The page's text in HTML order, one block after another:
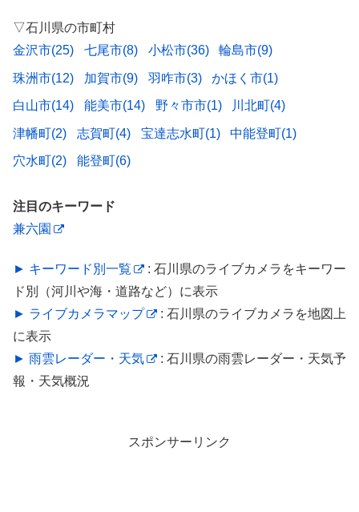
▽石川県の市町村
金沢市(25)
七尾市(8) 小松市(36) 輪島市(9)
珠洲市(12) 加賀市(9) 羽咋市(3) かほく市(1)
白山市(14) 能美市(14) 野々市市(1) 川北町(4)
津幡町(2) 志賀町(4) 宝達志水町(1) 中能登町(1)
穴水町(2) 能登町(6)
注目のキーワード
兼六園
► キーワード別一覧
: 石川県のライブカメラをキーワー
ド別（河川や海・道路など）に表示
► ライブカメラマップ
: 石川県のライブカメラを地図上
に表示
► 雨雲レーダー・天気
: 石川県の雨雲レーダー・天気予
報・天気概況
スポンサーリンク